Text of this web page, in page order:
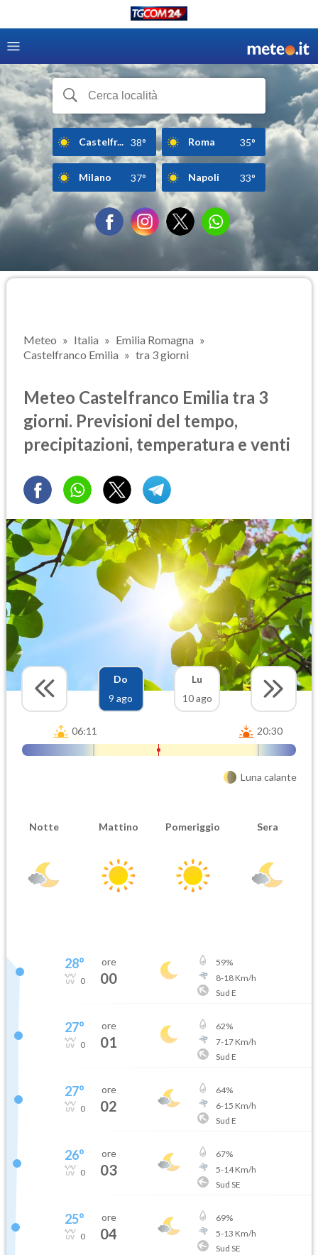
Castelfr... 38° Roma 35°
Milano 37° Napoli 33°
Meteo Italia
Emilia Romagna
Castelfranco Emilia
tra 3 giorni
Meteo Castelfranco Emilia tra 3
giorni. Previsioni del tempo,
precipitazioni, temperatura e venti
Do
9 ago
Lu
10 ago
06:11 20:30
Luna calante
Notte Mattino Pomeriggio Sera
28°
0
ore
00
59%
8-18Km/h
Sud E
27°
0
ore
01
62%
7-17Km/h
Sud E
27°
0
ore
02
64%
6-15 Km/h
Sud E
26°
0
ore
03
67%
5-14Km/h
Sud SE
25°
0
ore
04
69%
5-13 Km/h
Sud SE